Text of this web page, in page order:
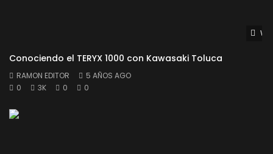
Conociendo el TERYX 1000 con Kawasaki Toluca
RAMON EDITOR
5 AÑOS AGO
0
3K 0 0